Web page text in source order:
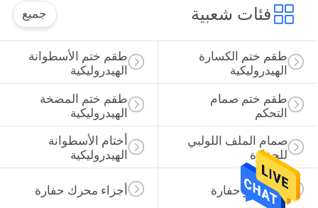
فئات شعبية جميع
طقم ختم الأسطوانة
الهيدروليكية
طقم ختم الكسارة
الهيدروليكية
طقم ختم المضخة
الهيدروليكية
طقم ختم صمام
التحكم
أختام الأسطوانة
الهيدروليكية
صمام الملف اللولبي
للحفارة
أجزاء محرك حفارة قطع غيار حفارة